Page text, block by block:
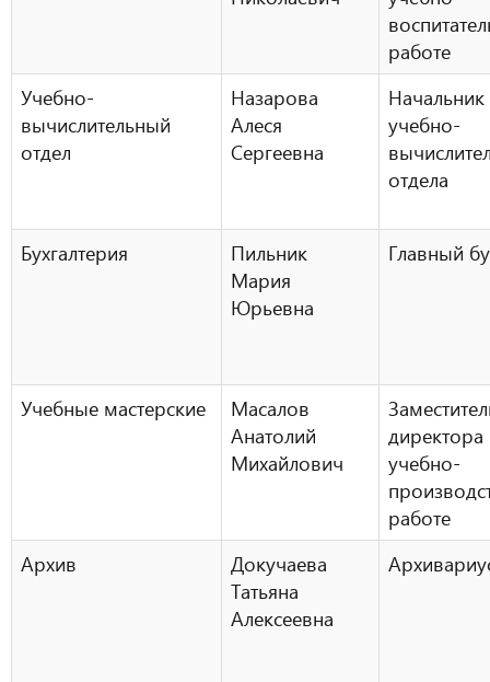
работе
Учебно-
вычислительный
отдел
Назарова
Алеся
Сергеевна
Начальник
учебно-
отдела
Бухгалтерия
Пильник
Мария
Юрьевна
Главный
Учебные мастерские
Масалов
Анатолий
Михайлович
учебно-
работе
Архив
Докучаева
Татьяна
Алексеевна